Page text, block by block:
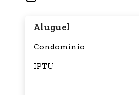
Aluguel
Condomínio
IPTU